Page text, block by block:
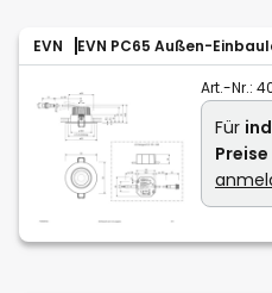
EVN EVN PC65 Außen-
Art.-Nr.:
Für
Preise